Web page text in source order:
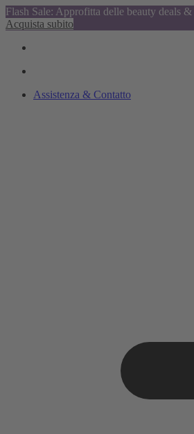
Flash Sale: Approfitta delle beauty deals
Acquista subito
Assistenza & Contatto